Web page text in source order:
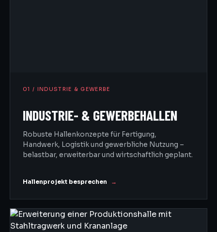
01 / INDUSTRIE & GEWERBE
INDUSTRIE- & GEWERBEHALLEN
Robuste Hallenkonzepte für Fertigung,
Handwerk, Logistik und gewerbliche Nutzung –
belastbar, erweiterbar und wirtschaftlich geplant.
Hallenprojekt besprechen